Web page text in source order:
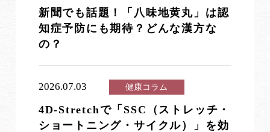
新聞でも話題！「八味地黄丸」は認
知症予防にも期待？どんな漢方な
の？
2026.07.03 健康コラム
4D-Stretchで「SSC（ストレッチ・
ショートニング・サイクル）」を効